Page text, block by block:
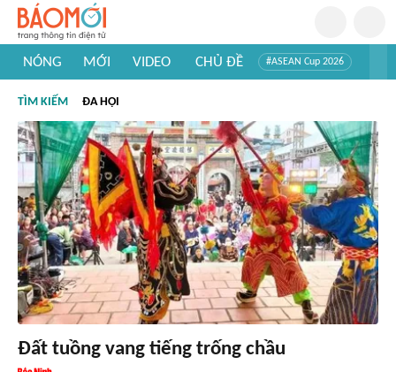
NÓNG MỚI VIDEO CHỦ ĐỀ #ASEAN Cup 2026
#Khám phá thế giới
TÌM KIẾM ĐA HỘI
Đất tuồng vang tiếng trống chầu